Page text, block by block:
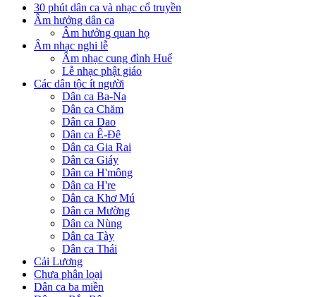
30 phút dân ca và nhạc cổ truyền
Âm hưởng dân ca
Âm hưởng quan họ
Âm nhạc nghi lễ
Âm nhạc cung đình Huế
Lễ nhạc phật giáo
Các dân tộc ít người
Dân ca Ba-Na
Dân ca Chăm
Dân ca Dao
Dân ca Ê-Đê
Dân ca Gia Rai
Dân ca Giáy
Dân ca H'mông
Dân ca H're
Dân ca Khơ Mú
Dân ca Mường
Dân ca Nùng
Dân ca Tày
Dân ca Thái
Cải Lương
Chưa phân loại
Dân ca ba miền